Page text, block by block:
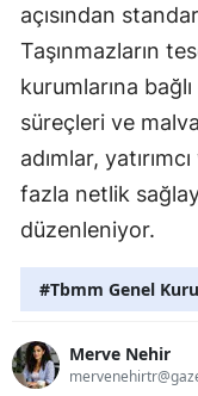
açısından
Taşınmazların
kurumlarına
süreçleri ve
adımlar,
fazla netlik
düzenleniyor.
#Tbmm Genel
Merve Nehir